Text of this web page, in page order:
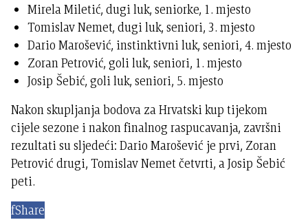
Mirela Miletić, dugi luk, seniorke, 1. mjesto
Tomislav Nemet, dugi luk, seniori, 3. mjesto
Dario Marošević, instinktivni luk, seniori, 4. mjesto
Zoran Petrović, goli luk, seniori, 1. mjesto
Josip Šebić, goli luk, seniori, 5. mjesto
Nakon skupljanja bodova za Hrvatski kup tijekom
cijele sezone i nakon finalnog raspucavanja, završni
rezultati su sljedeći: Dario Marošević je prvi, Zoran
Petrović drugi, Tomislav Nemet četvrti, a Josip Šebić
peti.
fShare